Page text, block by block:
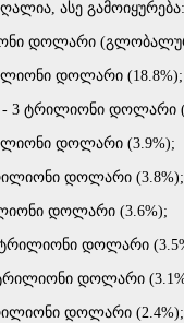
ასე გამოიყურება:
დოლარი
დოლარი (18.8%);
- 3 ტრილიონი დოლარი
დოლარი (3.9%);
დოლარი (3.8%);
დოლარი (3.6%);
დოლარი
დოლარი
დოლარი (2.4%);